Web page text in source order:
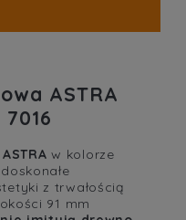
ASTRA
w kolorze
z trwałością
91 mm